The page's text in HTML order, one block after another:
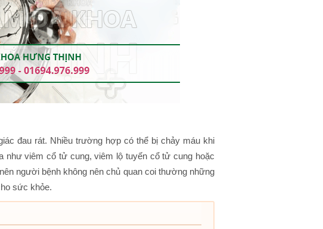
đau rát. Nhiều trường hợp có thể bị chảy máu khi
như viêm cổ tử cung, viêm lộ tuyến cổ tử cung hoặc
người bệnh không nên chủ quan coi thường những
sức khỏe.